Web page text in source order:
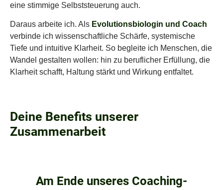
eine stimmige Selbststeuerung auch.
Daraus arbeite ich. Als Evolutionsbiologin und Coach
verbinde ich wissenschaftliche Schärfe, systemische
Tiefe und intuitive Klarheit. So begleite ich Menschen, die
Wandel gestalten wollen: hin zu beruflicher Erfüllung, die
Klarheit schafft, Haltung stärkt und Wirkung entfaltet.
Deine Benefits unserer
Zusammenarbeit
Am Ende unseres Coaching-